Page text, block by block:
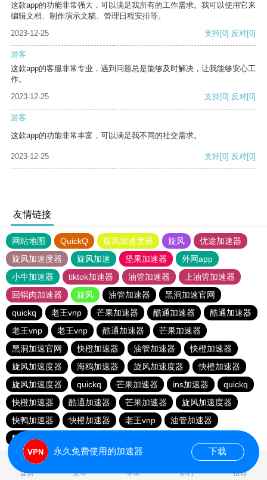
这款app的功能非常强大，可以满足我所有的工作需求。我可以使用它来
编辑文档、制作演示文稿、管理日程安排等。
2023-12-25
支持[0] 反对[0]
游客
这款app的客服非常专业，遇到问题总是能够及时解决，让我能够安心工
作。
2023-12-25
支持[0] 反对[0]
游客
这款app的功能非常丰富，可以满足我不同的社交需求。
2023-12-25 支持[0] 反对[0]
友情链接
网站地图 QuickQ 旋风加速度器 旋风
优途加速器
旋风加速度器
旋风加速 坚果加速器
外网app
小牛加速器
tiktok加速器 油管加速器
上油管加速器
回锅肉加速器
旋风 油管加速器
黑洞加速官网
quickq
老王vnp 芒果加速器 酷通加速器
酷通加速器
老王vnp
老王vnp 酷通加速器
芒果加速器
黑洞加速官网
快橙加速器 油管加速器
快橙加速器
旋风加速度器
海鸥加速器 旋风加速度器
快橙加速器
旋风加速度器
quickq 芒果加速器 ins加速器
quickq
快橙加速器
酷通加速器 芒果加速器
旋风加速度器
快鸭加速器
快橙加速器 老王vnp
油管加速器
酷通加速器
首页 安卓 苹果 排行 推荐
永久免费使用的加速器 下载
0.741888s